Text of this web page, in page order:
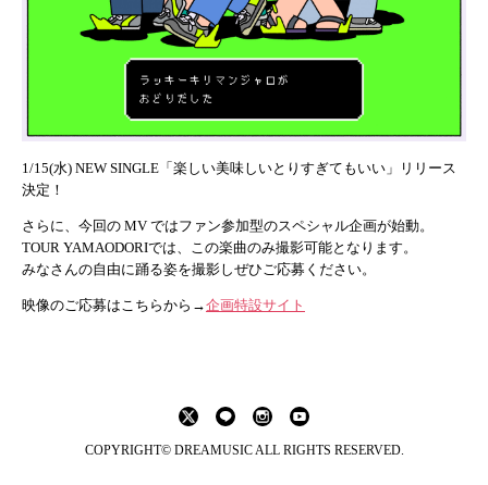
1/15(水) NEW SINGLE「楽しい美味しいとりすぎてもいい」リリース
決定！
さらに、今回の MV ではファン参加型のスペシャル企画が始動。
TOUR YAMAODORIでは、この楽曲のみ撮影可能となります。
みなさんの自由に踊る姿を撮影しぜひご応募ください。
映像のご応募はこちらから→企画特設サイト
COPYRIGHT© DREAMUSIC ALL RIGHTS RESERVED.